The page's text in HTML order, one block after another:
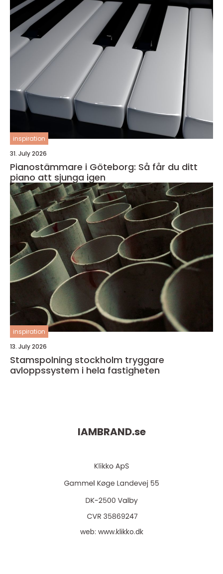
inspiration
31. July 2026
Pianostämmare i Göteborg: Så får du ditt
piano att sjunga igen
inspiration
13. July 2026
Stamspolning stockholm tryggare
avloppssystem i hela fastigheten
IAMBRAND.se
web: www.klikko.dk